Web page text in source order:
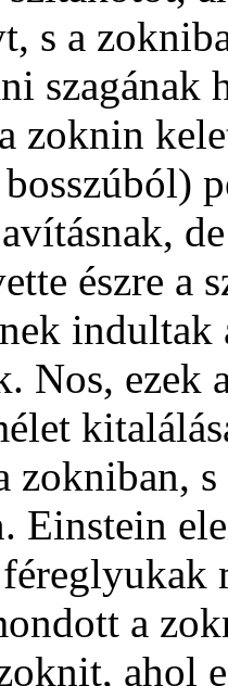
s a
szagának
zoknin
észre a
indultak
Nos, ezek
zokniban,
Einstein
a
ahol